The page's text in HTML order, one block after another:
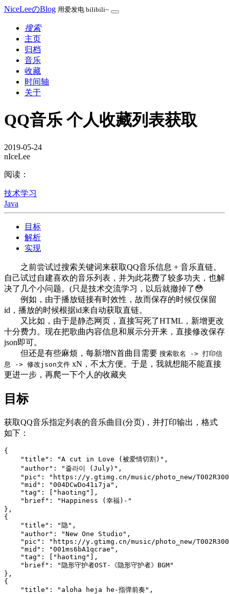
NiceLeeのBlog 用爱发电 bilibili~
搜索
主页
归档
音乐
收藏
时间轴
关于
QQ音乐 个人收藏列表获取
2019-05-24
nIceLee
阅读：
技术学习
Java
目标
解析
实现
之前尝试过搜索关键词来获取QQ音乐信息 + 音乐直链。
自己试过自建喜欢的音乐列表，并为此花费了较多功夫，也解
决了几个小问题。(只是技术交流学习，以后就撤掉了😳
例如，由于播放链接有时效性，故而保存的时候仅保留
id，播放的时候根据id来自动获取直链。
又比如，由于是静态网页，直接写死了HTML，新增更改
十分费力。现在把歌曲内容信息和展示分开来，直接修改保存
json即可。
但还是有些麻烦，每新增N首曲目需要 搜索歌名 -> 打印信
息 -> 修改json文件 xN，不太方便。于是，我就想能不能直接
更进一步，再爬一下个人的收藏夹
目标
获取QQ音乐指定列表的音乐曲目(分页)，并打印输出，格式
如下：
{
    "title": "A cut in Love (被爱情切割)",
    "author": "줄라이 (July)",
"pic": "https://y.gtimg.cn/music/photo_new/
    "mid": "004DCwDo41i7ja",
    "tag": ["haoting"],
    "brief": "Happiness (幸福)-"
},
{
    "title": "隐",
    "author": "New One Studio",
"pic": "https://y.gtimg.cn/music/photo_new/
    "mid": "001ms6bA1qcrae",
    "tag": ["haoting"],
    "brief": "隐形守护者OST-《隐形守护者》BGM"
},
{
    "title": "aloha heja he-指弹前奏",